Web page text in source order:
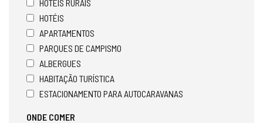
HOTÉIS RURAIS
HOTÉIS
APARTAMENTOS
PARQUES DE CAMPISMO
ALBERGUES
HABITAÇÃO TURÍSTICA
ESTACIONAMENTO PARA AUTOCARAVANAS
ONDE COMER